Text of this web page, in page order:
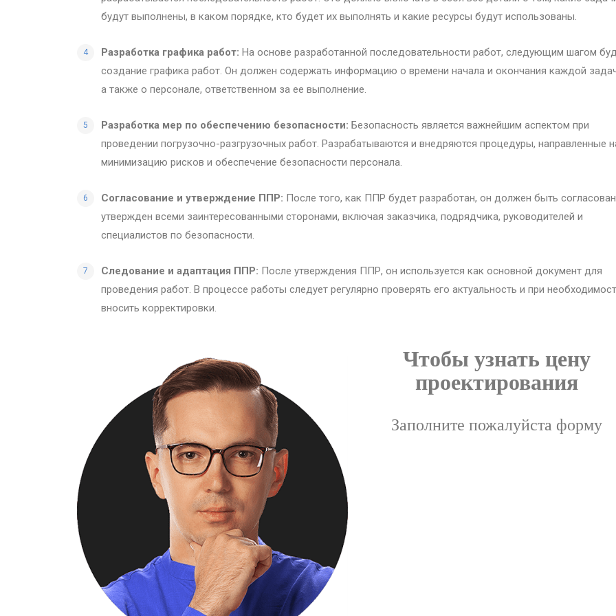
будут выполнены, в каком порядке, кто будет их выполнять и какие ресурсы будут использованы.
Разработка графика работ: На основе разработанной последовательности работ, следующим шагом
создание графика работ. Он должен содержать информацию о времени начала и окончания каждой
а также о персонале, ответственном за ее выполнение.
Разработка мер по обеспечению безопасности: Безопасность является важнейшим аспектом при
проведении погрузочно-разгрузочных работ. Разрабатываются и внедряются процедуры, направленные
минимизацию рисков и обеспечение безопасности персонала.
Согласование и утверждение ППР: После того, как ППР будет разработан, он должен быть
утвержден всеми заинтересованными сторонами, включая заказчика, подрядчика, руководителей и
специалистов по безопасности.
Следование и адаптация ППР: После утверждения ППР, он используется как основной документ для
проведения работ. В процессе работы следует регулярно проверять его актуальность и при
вносить корректировки.
Чтобы узнать цену
проектирования
Заполните пожалуйста форму